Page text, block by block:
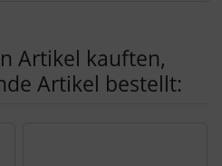
Artikel kauften,
Artikel bestellt: